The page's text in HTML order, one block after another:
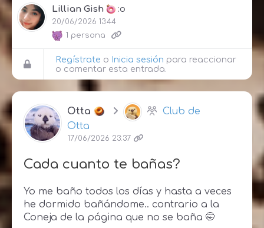
Lillian Gish :o
20/06/2026 13:44
1 persona
Regístrate o Inicia sesión para reaccionar
o comentar esta entrada.
Otta
Club de
Otta
17/06/2026 23:37
Cada cuanto te bañas?
Yo me baño todos los días y hasta a veces
he dormido bañándome.. contrario a la
Coneja de la página que no se baña 🤭